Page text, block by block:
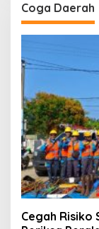
Coga Daerah
Cegah Risiko